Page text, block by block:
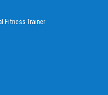
Fitness Trainer